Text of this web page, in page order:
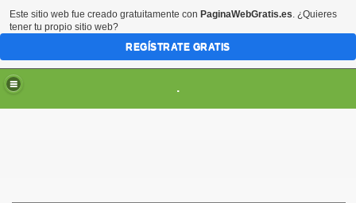
.
Este sitio web fue creado gratuitamente con PaginaWebGratis.es. ¿Quieres
tener tu propio sitio web?
REGÍSTRATE GRATIS